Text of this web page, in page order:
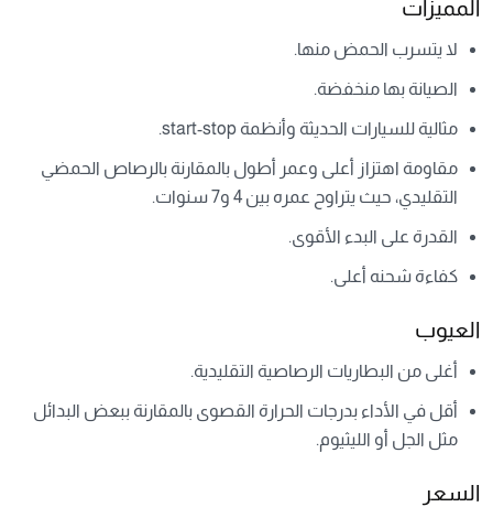
المميزات
لا يتسرب الحمض منها.
الصيانة بها منخفضة.
مثالية للسيارات الحديثة وأنظمة start-stop.
مقاومة اهتزاز أعلى وعمر أطول بالمقارنة بالرصاص الحمضي
التقليدي، حيث يتراوح عمره بين 4 و7 سنوات.
القدرة على البدء الأقوى.
كفاءة شحنه أعلى.
العيوب
أغلى من البطاريات الرصاصية التقليدية.
أقل في الأداء بدرجات الحرارة القصوى بالمقارنة ببعض البدائل
مثل الجل أو الليثيوم.
السعر